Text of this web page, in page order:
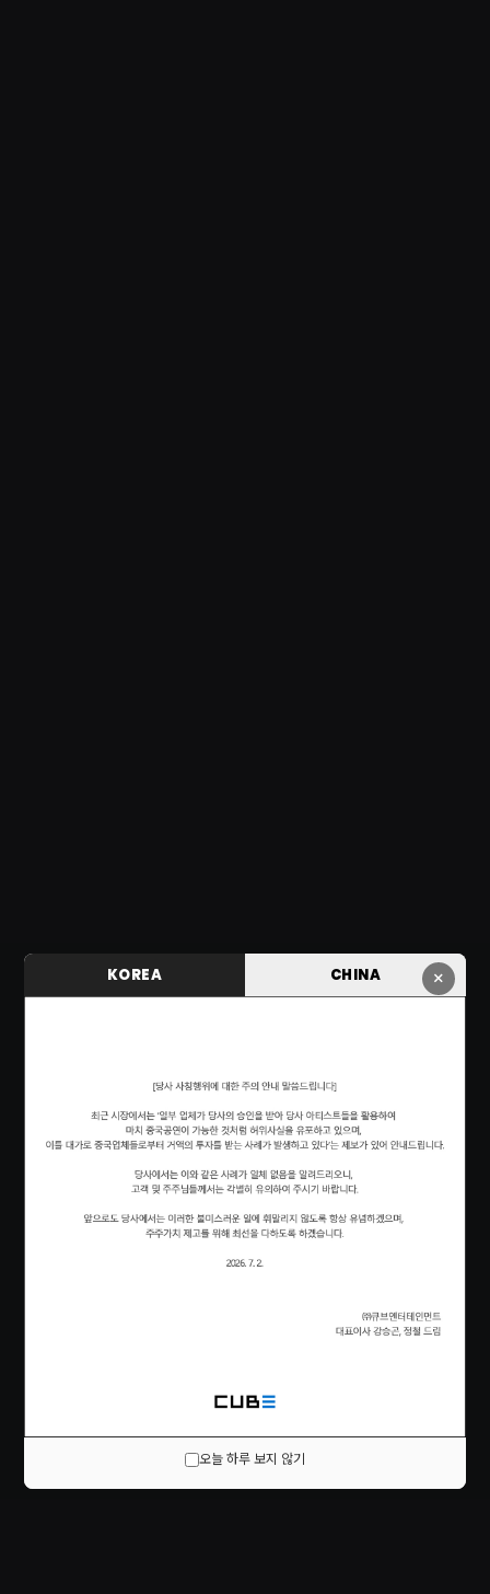
×
KOREA CHINA
오늘 하루 보지 않기